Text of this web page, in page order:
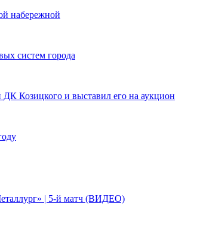
набережной
систем города
Козицкого и выставил его на аукцион
| 5-й матч (ВИДЕО)